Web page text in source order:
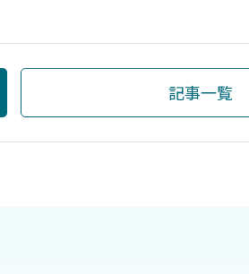
記事一覧